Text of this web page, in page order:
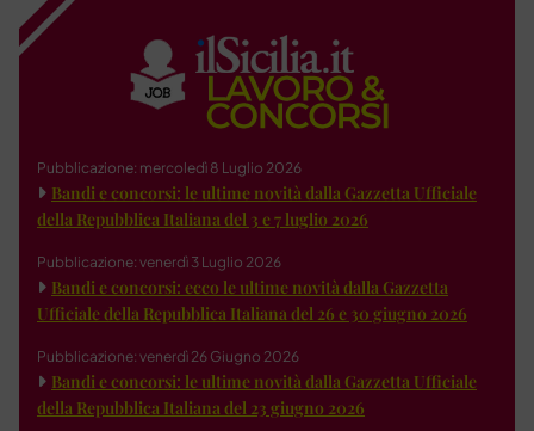
Pubblicazione: mercoledì 8 Luglio 2026
Bandi e concorsi: le ultime novità dalla Gazzetta Ufficiale
della Repubblica Italiana del 3 e 7 luglio 2026
Pubblicazione: venerdì 3 Luglio 2026
Bandi e concorsi: ecco le ultime novità dalla Gazzetta
Ufficiale della Repubblica Italiana del 26 e 30 giugno 2026
Pubblicazione: venerdì 26 Giugno 2026
Bandi e concorsi: le ultime novità dalla Gazzetta Ufficiale
della Repubblica Italiana del 23 giugno 2026